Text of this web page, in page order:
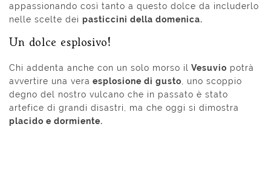
appassionando così tanto a questo dolce da includerlo
nelle scelte dei pasticcini della domenica.
Un dolce esplosivo!
Chi addenta anche con un solo morso il Vesuvio potrà
avvertire una vera esplosione di gusto , uno scoppio
degno del nostro vulcano che in passato è stato
artefice di grandi disastri, ma che oggi si dimostra
placido e dormiente.